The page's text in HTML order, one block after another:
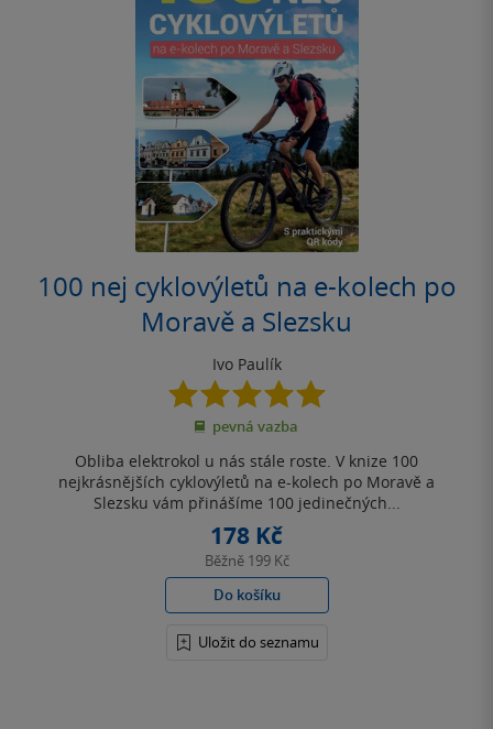
100 nej cyklovýletů na e-kolech po
Moravě a Slezsku
Ivo Paulík
5.0
z
5
pevná vazba
Obliba elektrokol u nás stále roste. V knize 100
nejkrásnějších cyklovýletů na e-kolech po Moravě a
Slezsku vám přinášíme 100 jedinečných...
178 Kč
Běžně 199 Kč
Do košíku
Uložit do seznamu